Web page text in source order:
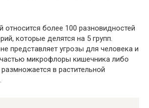
относится более 100 разновидностей
которые делятся на 5 групп.
представляет угрозы для человека и
микрофлоры кишечника либо
в растительной